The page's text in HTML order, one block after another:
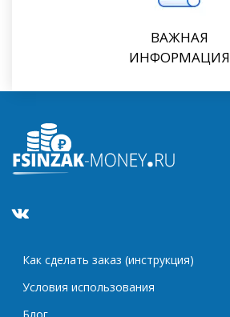
ВАЖНАЯ
ИНФОРМАЦИЯ
Как сделать заказ (инструкция)
Условия использования